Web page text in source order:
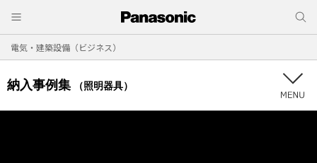
電気・建築設備（ビジネス）
納入事例集 （照明器具）